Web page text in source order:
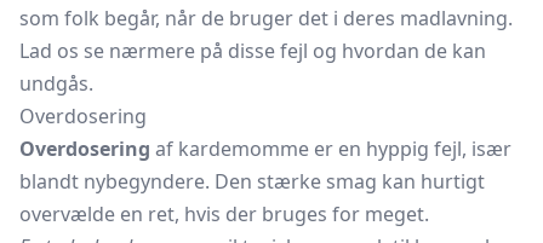
som folk begår, når de bruger det i deres madlavning.
Lad os se nærmere på disse fejl og hvordan de kan
undgås.
Overdosering
Overdosering af kardemomme er en hyppig fejl, især
blandt nybegyndere. Den stærke smag kan hurtigt
overvælde en ret, hvis der bruges for meget.